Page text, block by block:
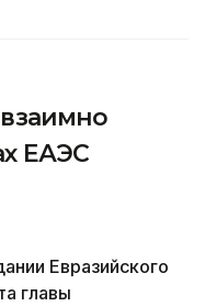
ЕАЭС
Евразийского
главы